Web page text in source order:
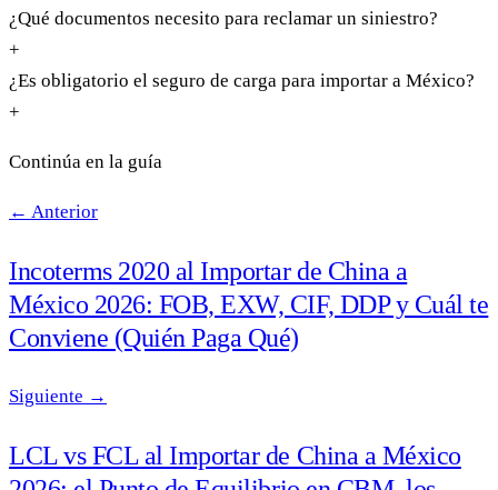
¿Qué documentos necesito para reclamar un siniestro?
+
¿Es obligatorio el seguro de carga para importar a México?
+
Continúa en la guía
← Anterior
Incoterms 2020 al Importar de China a
México 2026: FOB, EXW, CIF, DDP y Cuál te
Conviene (Quién Paga Qué)
Siguiente →
LCL vs FCL al Importar de China a México